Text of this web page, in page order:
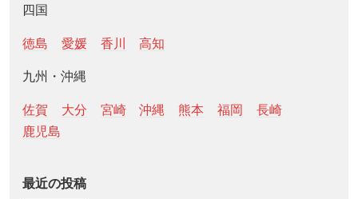
四国
徳島 愛媛 香川 高知
九州・沖縄
佐賀 大分 宮崎 沖縄 熊本 福岡
長崎
鹿児島
最近の投稿